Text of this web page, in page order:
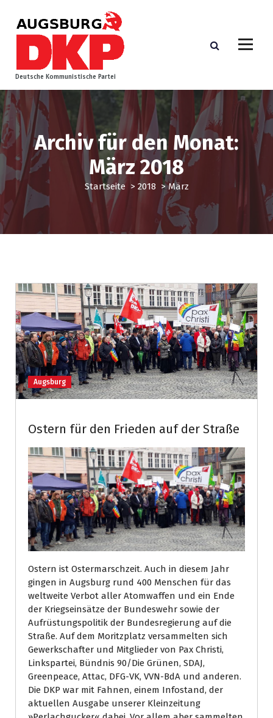
s
p
r
n
g
n
Deutsche Kommunistische Partei
Archiv für den Monat:
März 2018
Startseite> 2018 >März
Augsburg
Ostern für den Frieden auf der Straße
Ostern ist Ostermarschzeit. Auch in diesem Jahr
gingen in Augsburg rund 400 Menschen für das
weltweite Verbot aller Atomwaffen und ein Ende
der Kriegseinsätze der Bundeswehr sowie der
Aufrüstungspolitik der Bundesregierung auf die
Straße. Auf dem Moritzplatz versammelten sich
Gewerkschafter und Mitglieder von Pax Christi,
Linkspartei, Bündnis 90/Die Grünen, SDAJ,
Greenpeace, Attac, DFG-VK, VVN-BdA und anderen.
Die DKP war mit Fahnen, einem Infostand, der
aktuellen Ausgabe unserer Kleinzeitung